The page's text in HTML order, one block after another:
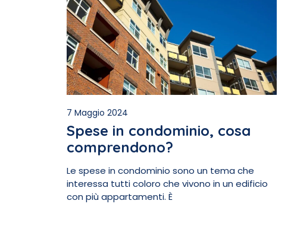
7 Maggio 2024
Spese in condominio, cosa
comprendono?
Le spese in condominio sono un tema che
interessa tutti coloro che vivono in un edificio
con più appartamenti. È